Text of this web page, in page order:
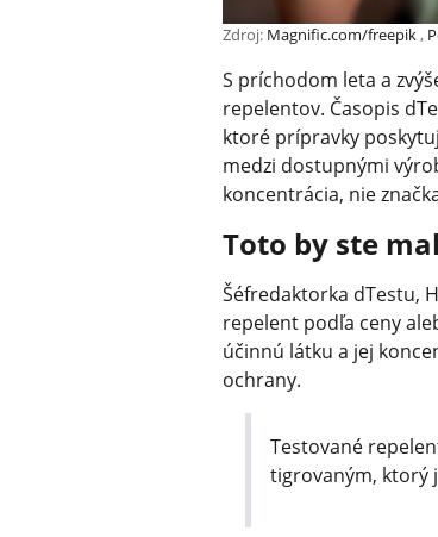
Zdroj: Magnific.com/freepik,
S príchodom leta a
repelentov. Časopis
ktoré prípravky
medzi dostupnými
koncentrácia, nie
Toto by ste
Šéfredaktorka dTestu,
repelent podľa ceny
účinnú látku a jej
ochrany.
Testované
tigrovaným, ktorý